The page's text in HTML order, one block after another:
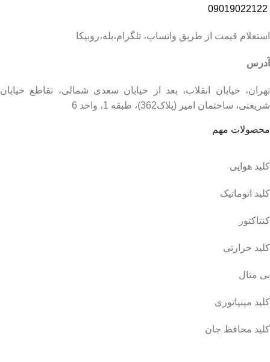
09019022122
استعلام قیمت از طریق واتساپ، تلگرام،بله،روبیکا
آدرس
تهران، خیابان انقلاب، بعد از خیابان سعدی شمالی، تقاطع خیابان
شریعتی، ساختمان امیر (پلاک362)، طبقه 1، واحد 6
محصولات مهم
کلید هوایی
کلید اتوماتیک
کنتاکتور
کلید حرارتی
بی متال
کلید مینیاتوری
کلید محافظ جان